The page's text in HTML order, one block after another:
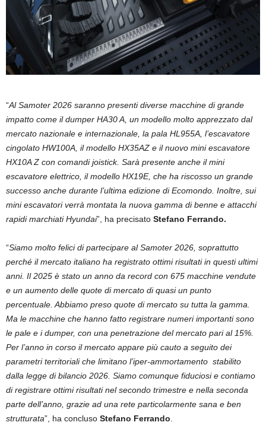
“Al Samoter 2026 saranno presenti diverse macchine di grande
impatto come il dumper HA30 A, un modello molto apprezzato dal
mercato nazionale e internazionale, la pala HL955A, l’escavatore
cingolato HW100A, il modello HX35AZ e il nuovo mini escavatore
HX10A Z con comandi joistick. Sarà presente anche il mini
escavatore elettrico, il modello HX19E, che ha riscosso un grande
successo anche durante l’ultima edizione di Ecomondo. Inoltre, sui
mini escavatori verrà montata la nuova gamma di benne e attacchi
rapidi marchiati Hyundai”, ha precisato Stefano Ferrando.
“Siamo molto felici di partecipare al Samoter 2026, soprattutto
perché il mercato italiano ha registrato ottimi risultati in questi ultimi
anni. Il 2025 è stato un anno da record con 675 macchine vendute
e un aumento delle quote di mercato di quasi un punto
percentuale. Abbiamo preso quote di mercato su tutta la gamma.
Ma le macchine che hanno fatto registrare numeri importanti sono
le pale e i dumper, con una penetrazione del mercato pari al 15%.
Per l’anno in corso il mercato appare più cauto a seguito dei
parametri territoriali che limitano l’iper-ammortamento stabilito
dalla legge di bilancio 2026. Siamo comunque fiduciosi e contiamo
di registrare ottimi risultati nel secondo trimestre e nella seconda
parte dell’anno, grazie ad una rete particolarmente sana e ben
strutturata”, ha concluso Stefano Ferrando